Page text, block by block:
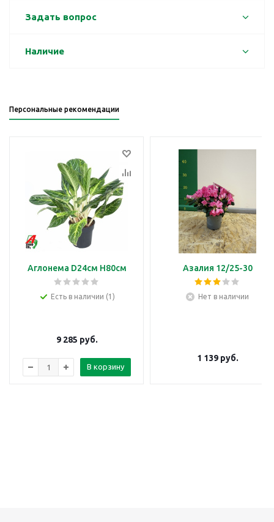
Задать вопрос
Наличие
Персональные рекомендации
Аглонема D24см H80см
Есть в наличии (1)
9 285 руб.
В корзину
Азалия 12/25-30
Нет в наличии
1 139руб.